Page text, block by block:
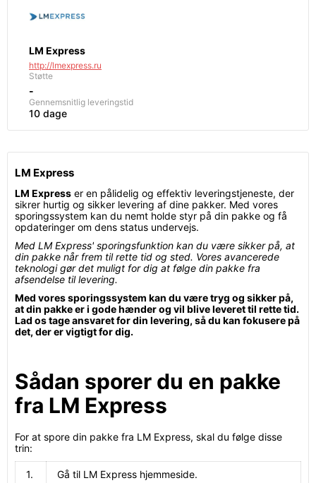
LM Express
http://lmexpress.ru
Støtte
-
Gennemsnitlig leveringstid
10 dage
LM Express
LM Express er en pålidelig og effektiv leveringstjeneste, der
sikrer hurtig og sikker levering af dine pakker. Med vores
sporingssystem kan du nemt holde styr på din pakke og få
opdateringer om dens status undervejs.
Med LM Express' sporingsfunktion kan du være sikker på, at
din pakke når frem til rette tid og sted. Vores avancerede
teknologi gør det muligt for dig at følge din pakke fra
afsendelse til levering.
Med vores sporingssystem kan du være tryg og sikker på,
at din pakke er i gode hænder og vil blive leveret til rette tid.
Lad os tage ansvaret for din levering, så du kan fokusere på
det, der er vigtigt for dig.
Sådan sporer du en pakke
fra LM Express
For at spore din pakke fra LM Express, skal du følge disse
trin:
1. Gå til LM Express hjemmeside.